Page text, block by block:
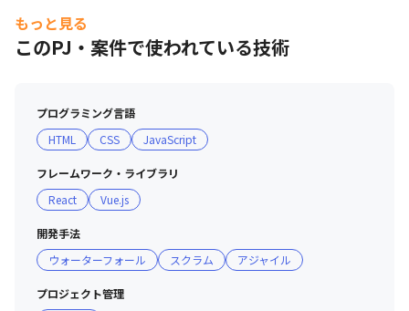
・プロジェクトチームやユニットが違っても、オープンス
ペースでランチを一緒に食べてコミュニケーションをとっ
ています
・お客様のニーズにしっかり応え、満足していただくため
に、社員一人ひとりが、自分の得意分野や興味を伸ばして
取り組む姿勢が求められます
もっと見る
このPJ・案件で使われている技術
プログラミング言語
HTML
CSS JavaScript
フレームワーク・ライブラリ
React
Vue.js
開発手法
ウォーターフォール
スクラム アジャイル
プロジェクト管理